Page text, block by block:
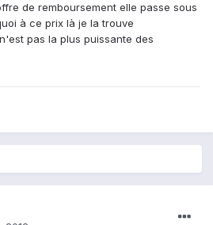
de remboursement elle passe sous
à ce prix là je la trouve
pas la plus puissante des